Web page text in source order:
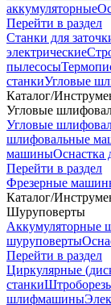
аккумуляторные
Перейти в раздел
Станки для
электрические
пылесосы
станкиУгловые
Каталог/
Угловые
Угловые
шлифовальные
машины
Перейти в раздел
Фрезерные
Каталог/
Шуруповерты
Аккумуляторные
шуруповерты
Перейти в раздел
Циркулярные
станки
шлифмашины